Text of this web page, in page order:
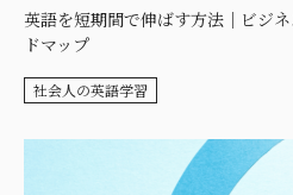
英語を短期間で伸ばす方法｜ビジ
ドマップ
社会人の英語学習